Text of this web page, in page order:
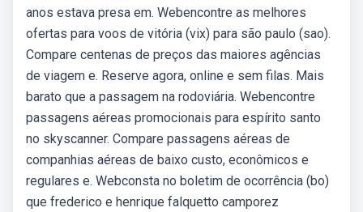
anos estava presa em. Webencontre as melhores
ofertas para voos de vitória (vix) para são paulo (sao).
Compare centenas de preços das maiores agências
de viagem e. Reserve agora, online e sem filas. Mais
barato que a passagem na rodoviária. Webencontre
passagens aéreas promocionais para espírito santo
no skyscanner. Compare passagens aéreas de
companhias aéreas de baixo custo, econômicos e
regulares e. Webconsta no boletim de ocorrência (bo)
que frederico e henrique falquetto camporez